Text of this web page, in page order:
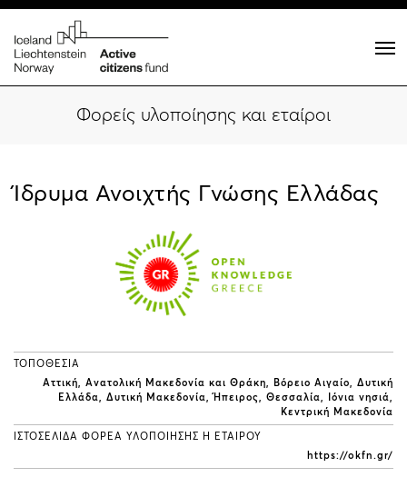
Φορείς υλοποίησης και εταίροι
Ίδρυμα Ανοιχτής Γνώσης Ελλάδας
ΤΟΠΟΘΕΣΙΑ
Αττική
Ανατολική Μακεδονία και Θράκη Βόρειο Αιγαίο
Δυτική
Ελλάδα
Δυτική Μακεδονία Ήπειρος Θεσσαλία
Ιόνια νησιά
Κεντρική Μακεδονία
ΙΣΤΟΣΕΛΙΔΑ ΦΟΡΕΑ ΥΛΟΠΟΙΗΣΗΣ Η ΕΤΑΙΡΟΥ
https://okfn.gr/